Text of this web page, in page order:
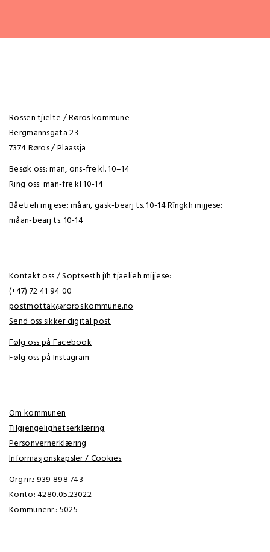
Rossen tjïelte / Røros kommune
Bergmannsgata 23
7374 Røros / Plaassja
Besøk oss: man, ons-fre kl. 10–14
Ring oss: man-fre kl 10-14
Båetieh mijjese: måan, gask-bearj ts. 10-14 Rïngkh mijjese:
måan-bearj ts. 10-14
Kontakt oss / Soptsesth jïh tjaelieh mijjese:
(+47) 72 41 94 00
postmottak@roros.kommune.no
Send oss sikker digital post
Følg oss på Facebook
Følg oss på Instagram
Om kommunen
Tilgjengelighetserklæring
Personvernerklæring
Informasjonskapsler / Cookies
Org.nr.: 939 898 743
Konto: 4280.05.23022
Kommunenr.: 5025